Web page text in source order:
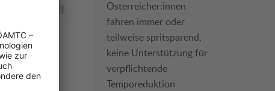
Österreicher:innen
fahren immer oder
teilweise spritsparend,
keine Unterstützung für
verpflichtende
Temporeduktion